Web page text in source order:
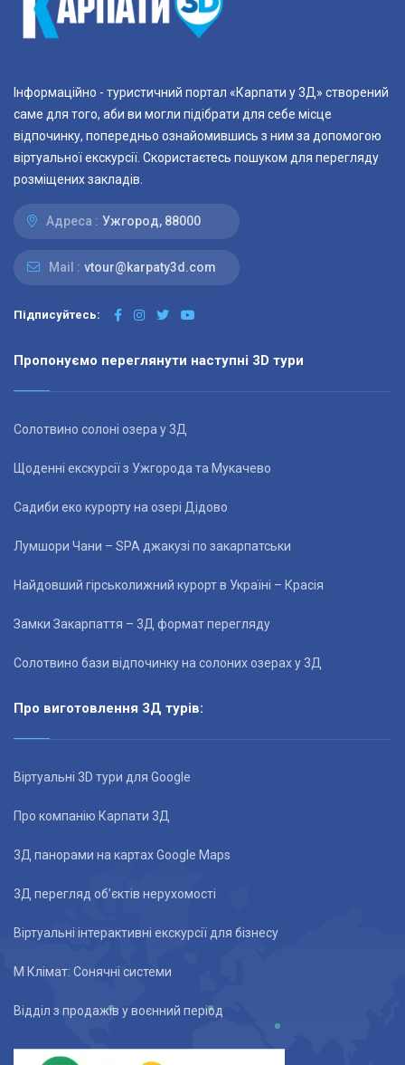
Інформаційно - туристичний портал «Карпати у 3Д» створений
саме для того, аби ви могли підібрати для себе місце
відпочинку, попередньо ознайомившись з ним за допомогою
віртуальної екскурсії. Скористаєтесь пошуком для перегляду
розміщених закладів.
Адреса : Ужгород, 88000
Mail : vtour@karpaty3d.com
Підписуйтесь:
Пропонуємо переглянути наступні 3D тури
Солотвино солоні озера у 3Д
Щоденні екскурсії з Ужгорода та Мукачево
Садиби еко курорту на озері Дідово
Лумшори Чани – SPA джакузі по закарпатськи
Найдовший гірськолижний курорт в Україні – Красія
Замки Закарпаття – 3Д формат перегляду
Солотвино бази відпочинку на солоних озерах у 3Д
Про виготовлення 3Д турів:
Віртуальні 3D тури для Google
Про компанію Карпати 3Д
3Д панорами на картах Google Maps
3Д перегляд об’єктів нерухомості
Віртуальні інтерактивні екскурсії для бізнесу
М Клімат: Сонячні системи
Відділ з продажів у воєнний період